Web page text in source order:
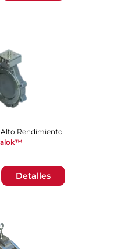
Detalles
Alto Rendimiento